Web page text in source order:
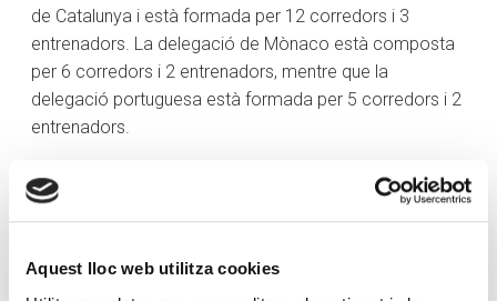
Aquest lloc web utilitza cookies
de Catalunya i està formada per 12 corredors i 3
entrenadors. La delegació de Mònaco està composta
per 6 corredors i 2 entrenadors, mentre que la
delegació portuguesa està formada per 5 corredors i 2
entrenadors.
Els corredors arribaran divendres a la tarda i durant el
dissabte competiran a les pistes de Soldeu-El Tarter.
Posteriorment a la competició, tindrà lloc un dinar i
tots els participants assistiran als tobogans de l’Splash